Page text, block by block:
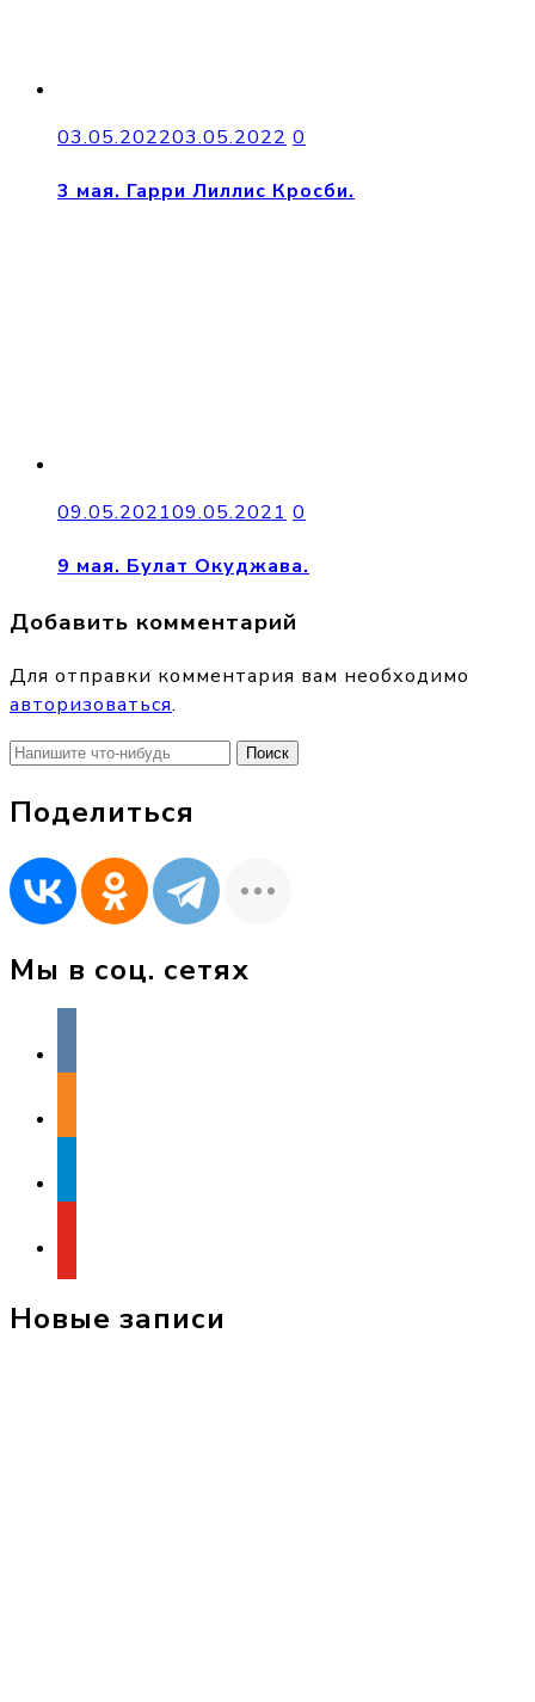
03.05.202203.05.2022 0
3 мая. Гарри Лиллис Кросби.
09.05.202109.05.2021 0
9 мая. Булат Окуджава.
Добавить комментарий
Для отправки комментария вам необходимо
авторизоваться.
Найти:
Поделиться
Мы в соц. сетях
Новые записи